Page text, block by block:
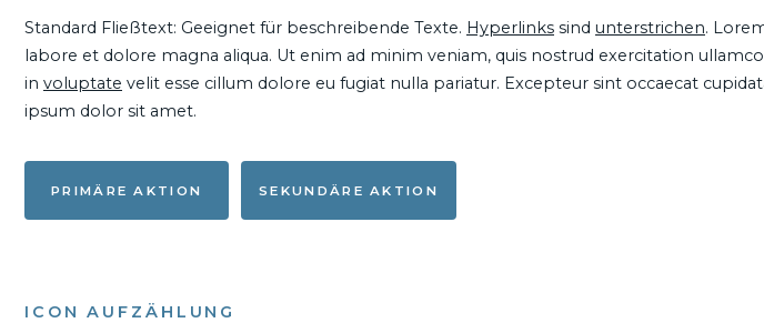
Standard Fließtext: Geeignet für beschreibende Texte. Hyperlinks sind unterstrichen.
labore et dolore magna aliqua. Ut enim ad minim veniam, quis nostrud exercitation
in voluptate velit esse cillum dolore eu fugiat nulla pariatur. Excepteur sint occaecat
ipsum dolor sit amet.
PRIMÄRE AKTION SEKUNDÄRE AKTION
ICON AUFZÄHLUNG